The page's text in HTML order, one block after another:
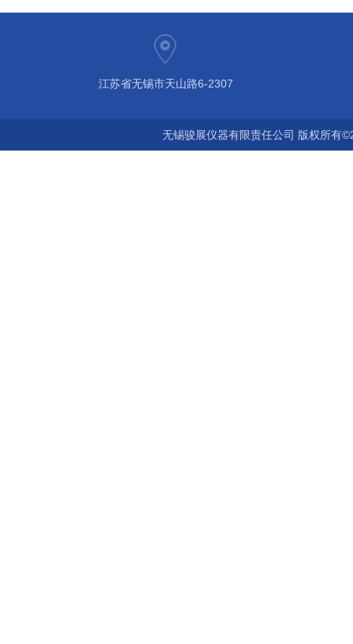
江苏省无锡市天山路6-2307
无锡骏展仪器有限责任公司 版权所有